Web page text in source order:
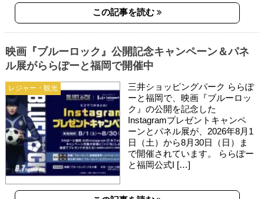
この記事を読む
レジャー・観光
映画『ブルーロック』公開記念キャンペーン＆パネ
ル展がららぽーと福岡で開催中
三井ショッピングパーク ららぽ
ーと福岡で、映画『ブルーロッ
ク』の公開を記念した
Instagramプレゼントキャンペ
ーンとパネル展が、2026年8月1
日（土）から8月30日（日）ま
で開催されています。 ららぽー
と福岡公式I […]